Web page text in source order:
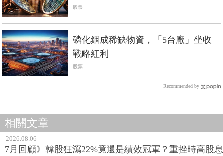
鐘剖析
股票
磷化銦成稀缺物資，「5台廠」坐收
戰略紅利
股票
Recommended by
相關文章
2026.08.06
7月回顧》韓股狂瀉22%竟還是績效冠軍？重挫時高股息